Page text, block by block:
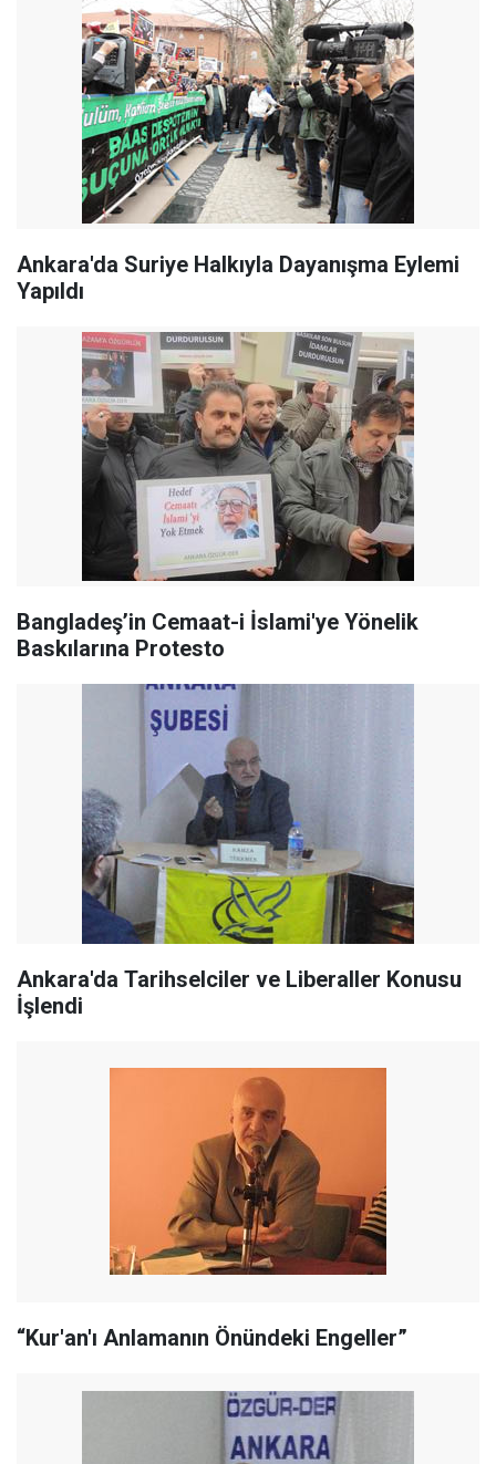
Ankara'da Suriye Halkıyla Dayanışma Eylemi
Yapıldı
Bangladeş’in Cemaat-i İslami'ye Yönelik
Baskılarına Protesto
Ankara'da Tarihselciler ve Liberaller Konusu
İşlendi
“Kur'an'ı Anlamanın Önündeki Engeller”